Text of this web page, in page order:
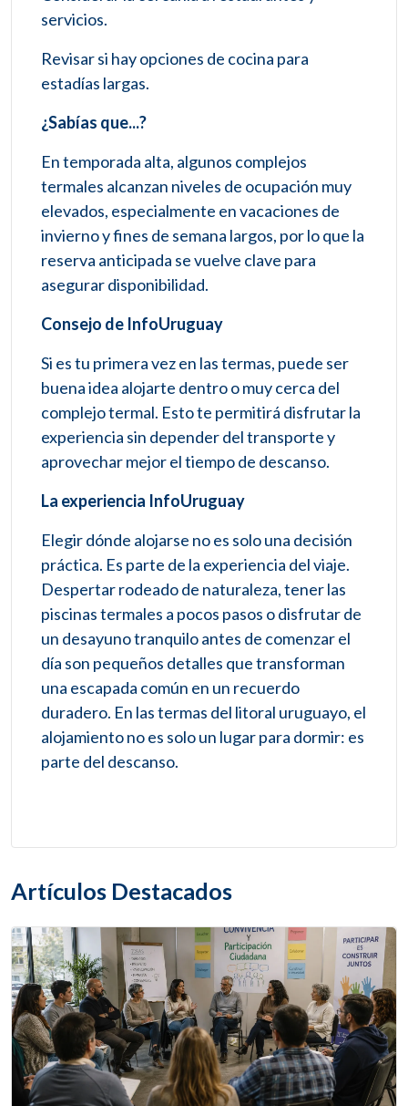
servicios.
Revisar si hay opciones de cocina para
estadías largas.
¿Sabías que...?
En temporada alta, algunos complejos
termales alcanzan niveles de ocupación muy
elevados, especialmente en vacaciones de
invierno y fines de semana largos, por lo que la
reserva anticipada se vuelve clave para
asegurar disponibilidad.
Consejo de InfoUruguay
Si es tu primera vez en las termas, puede ser
buena idea alojarte dentro o muy cerca del
complejo termal. Esto te permitirá disfrutar la
experiencia sin depender del transporte y
aprovechar mejor el tiempo de descanso.
La experiencia InfoUruguay
Elegir dónde alojarse no es solo una decisión
práctica. Es parte de la experiencia del viaje.
Despertar rodeado de naturaleza, tener las
piscinas termales a pocos pasos o disfrutar de
un desayuno tranquilo antes de comenzar el
día son pequeños detalles que transforman
una escapada común en un recuerdo
duradero. En las termas del litoral uruguayo, el
alojamiento no es solo un lugar para dormir: es
parte del descanso.
Artículos Destacados